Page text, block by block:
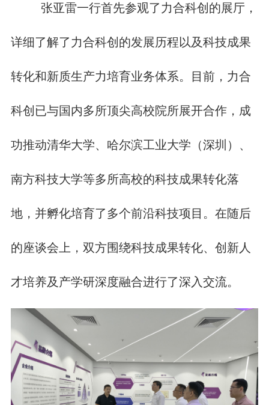
张亚雷一行首先参观了力合科创的展厅，
详细了解了力合科创的发展历程以及科技成果
转化和新质生产力培育业务体系。目前，力合
科创已与国内多所顶尖高校院所展开合作，成
功推动清华大学、哈尔滨工业大学（深圳）、
南方科技大学等多所高校的科技成果转化落
地，并孵化培育了多个前沿科技项目。在随后
的座谈会上，双方围绕科技成果转化、创新人
才培养及产学研深度融合进行了深入交流。